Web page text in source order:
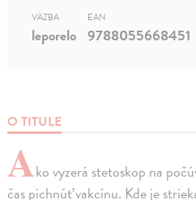
O TITULE
Ako vyzerá stetoskop na
čas pichnúť vakcínu. Kde je
VÄZBA
leporelo
EAN
9788055668451